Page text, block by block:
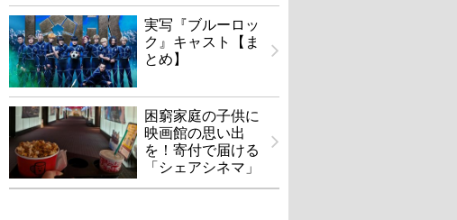
実写『ブルーロッ
ク』キャスト【ま
とめ】
困窮家庭の子供に
映画館の思い出
を！寄付で届ける
「シェアシネマ」